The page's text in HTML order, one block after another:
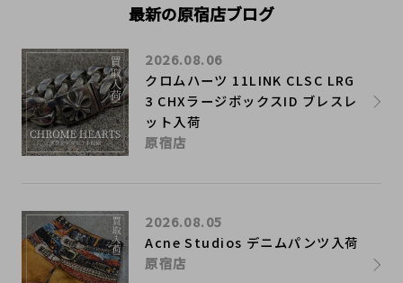
最新の原宿店ブログ
クロムハーツ 11LINK CLSC LRG
3 CHXラージボックスID ブレスレ
ット入荷
2026.08.06
原宿店
Acne Studios デニムパンツ入荷
2026.08.05
原宿店